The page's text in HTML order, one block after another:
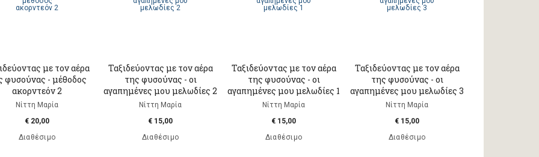
με τον αέρα
φυσούνας - μέθοδος
ακορντεόν 2
Νίττη Μαρία
€ 20,00
Διαθέσιμο
Ταξιδεύοντας με τον αέρα
της φυσούνας - οι
αγαπημένες μου μελωδίες 2
Νίττη Μαρία
€ 15,00
Διαθέσιμο
Ταξιδεύοντας με τον αέρα
της φυσούνας - οι
αγαπημένες μου μελωδίες 1
Νίττη Μαρία
€ 15,00
Διαθέσιμο
Ταξιδεύοντας με τον αέρα
της φυσούνας - οι
αγαπημένες μου μελωδίες 3
Νίττη Μαρία
€ 15,00
Διαθέσιμο